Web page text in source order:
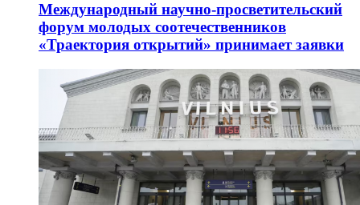
Международный научно-просветительский
форум молодых соотечественников
«Траектория открытий» принимает заявки